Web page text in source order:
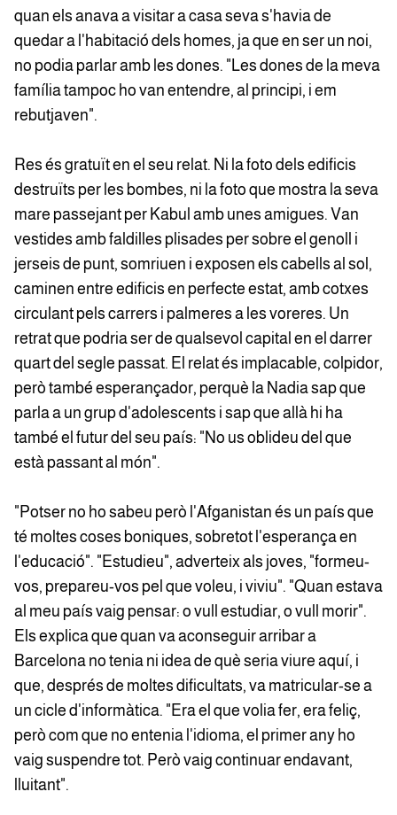
quan els anava a visitar a casa seva s'havia de
quedar a l'habitació dels homes, ja que en ser un noi,
no podia parlar amb les dones. "Les dones de la meva
família tampoc ho van entendre, al principi, i em
rebutjaven".
Res és gratuït en el seu relat. Ni la foto dels edificis
destruïts per les bombes, ni la foto que mostra la seva
mare passejant per Kabul amb unes amigues. Van
vestides amb faldilles plisades per sobre el genoll i
jerseis de punt, somriuen i exposen els cabells al sol,
caminen entre edificis en perfecte estat, amb cotxes
circulant pels carrers i palmeres a les voreres. Un
retrat que podria ser de qualsevol capital en el darrer
quart del segle passat. El relat és implacable, colpidor,
però també esperançador, perquè la Nadia sap que
parla a un grup d'adolescents i sap que allà hi ha
també el futur del seu país: "No us oblideu del que
està passant al món".
"Potser no ho sabeu però l'Afganistan és un país que
té moltes coses boniques, sobretot l'esperança en
l'educació". "Estudieu", adverteix als joves, "formeu-
vos, prepareu-vos pel que voleu, i viviu". "Quan estava
al meu país vaig pensar: o vull estudiar, o vull morir".
Els explica que quan va aconseguir arribar a
Barcelona no tenia ni idea de què seria viure aquí, i
que, després de moltes dificultats, va matricular-se a
un cicle d'informàtica. "Era el que volia fer, era feliç,
però com que no entenia l'idioma, el primer any ho
vaig suspendre tot. Però vaig continuar endavant,
lluitant".